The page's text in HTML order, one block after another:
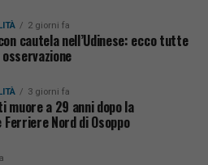
2 giorni fa
cautela nell’Udinese: ecco tutte
3 giorni fa
a 29 anni dopo la
Nord di Osoppo